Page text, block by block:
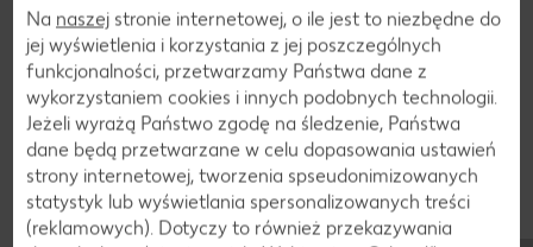
Jesteśmy w mediach społeczniościowych!
Na naszej stronie internetowej, o ile jest to niezbędne do
jej wyświetlenia i korzystania z jej poszczególnych
funkcjonalności, przetwarzamy Państwa dane z
wykorzystaniem cookies i innych podobnych technologii.
Jeżeli wyrażą Państwo zgodę na śledzenie, Państwa
dane będą przetwarzane w celu dopasowania ustawień
strony internetowej, tworzenia spseudonimizowanych
statystyk lub wyświetlania spersonalizowanych treści
(reklamowych). Dotyczy to również przekazywania